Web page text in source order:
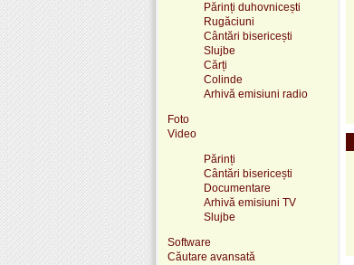
Părinți duhovnicești
Rugăciuni
Cântări bisericești
Slujbe
Cărți
Colinde
Arhivă emisiuni radio
Foto
Video
Părinți
Cântări bisericești
Documentare
Arhivă emisiuni TV
Slujbe
Software
Căutare avansată